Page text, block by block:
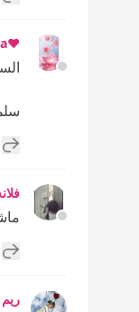
♥️Morjana
ريم